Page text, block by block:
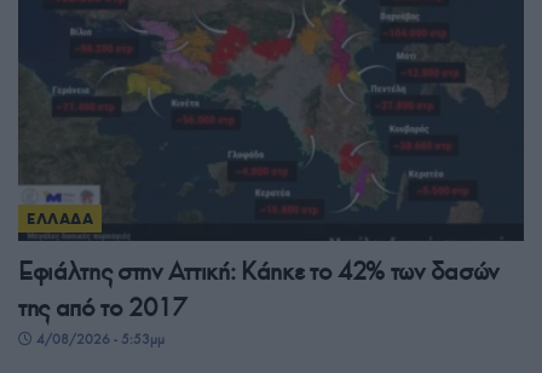
ΕΛΛΑΔΑ
Εφιάλτης στην Αττική: Κάηκε το 42% των δασών
της από το 2017
4/08/2026 - 5:53μμ